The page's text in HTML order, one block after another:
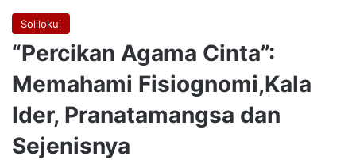
Solilokui
“Percikan Agama Cinta”:
Memahami Fisiognomi,Kala
Ider, Pranatamangsa dan
Sejenisnya